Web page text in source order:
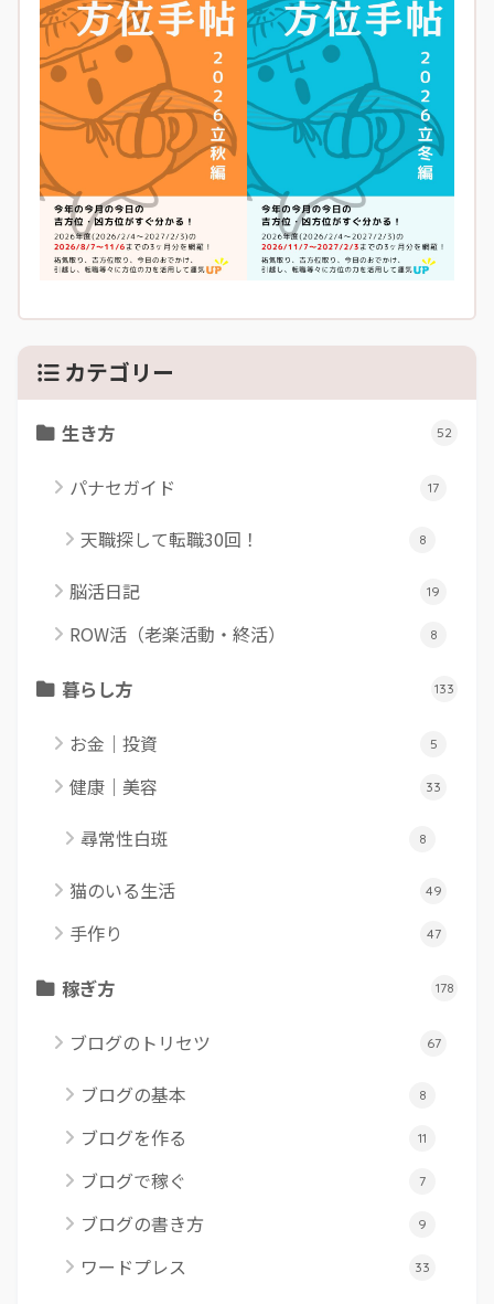
カテゴリー
生き方 52
パナセガイド 17
天職探して転職30回！ 8
脳活日記 19
ROW活（老楽活動・終活） 8
暮らし方 133
お金｜投資 5
健康｜美容 33
尋常性白斑 8
猫のいる生活 49
手作り 47
稼ぎ方 178
ブログのトリセツ 67
ブログの基本 8
ブログを作る 11
ブログで稼ぐ 7
ブログの書き方 9
ワードプレス 33